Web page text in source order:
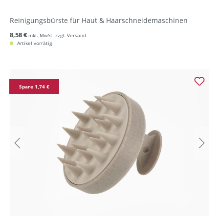
Reinigungsbürste für Haut & Haarschneidemaschinen
8,58 € inkl. MwSt. zzgl. Versand
Artikel vorrätig
Spare 1,74 €